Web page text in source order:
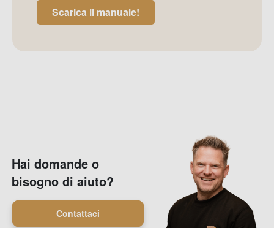
Scarica il manuale!
Hai domande o
bisogno di aiuto?
Contattaci